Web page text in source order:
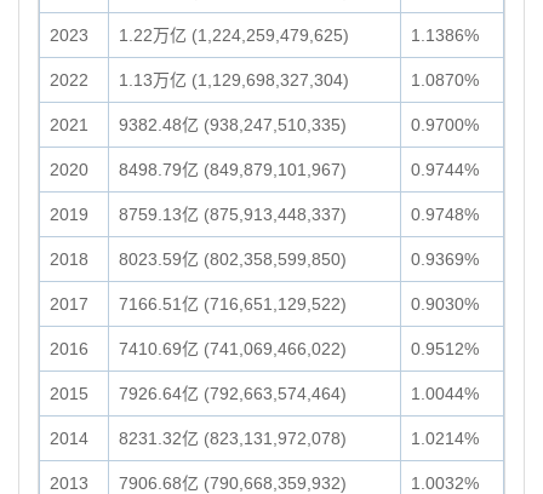
2023 1.22万亿 (1,224,259,479,625) 1.1386%
2022 1.13万亿 (1,129,698,327,304) 1.0870%
2021 9382.48亿 (938,247,510,335) 0.9700%
2020 8498.79亿 (849,879,101,967) 0.9744%
2019 8759.13亿 (875,913,448,337) 0.9748%
2018 8023.59亿 (802,358,599,850) 0.9369%
2017 7166.51亿 (716,651,129,522) 0.9030%
2016 7410.69亿 (741,069,466,022) 0.9512%
2015 7926.64亿 (792,663,574,464) 1.0044%
2014 8231.32亿 (823,131,972,078) 1.0214%
2013 7906.68亿 (790,668,359,932) 1.0032%